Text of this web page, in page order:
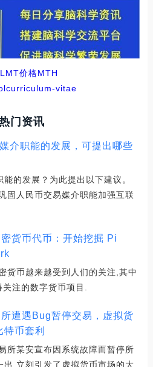
LMT价格MTH
curriculum-vitae
门资讯
介职能的发展，可提出哪些
的发展？为此提出以下建议。
固人民币交易媒介职能加强互联
货币代币：开始挖掘 Pi
货币越来越受到人们的关注,其中
注的数字货币项目.
遭遇Bug暂停交易，虚拟货
币套利
所某安宣布因系统故障而暂停所
出,立刻引发了虚拟货币市场的大